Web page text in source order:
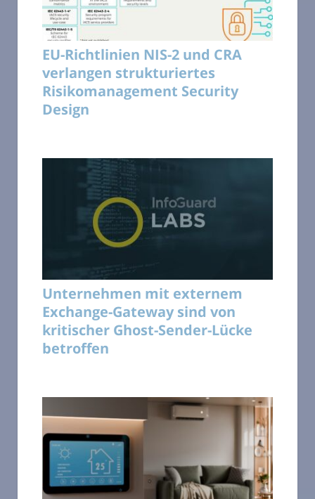
EU-Richtlinien NIS-2 und CRA
verlangen strukturiertes
Risikomanagement Security
Design
Unternehmen mit externem
Exchange-Gateway sind von
kritischer Ghost-Sender-Lücke
betroffen